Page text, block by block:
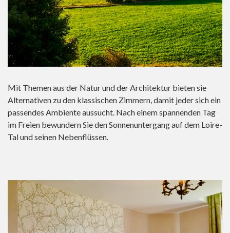
Mit Themen aus der Natur und der Architektur bieten sie
Alternativen zu den klassischen Zimmern, damit jeder sich ein
passendes Ambiente aussucht. Nach einem spannenden Tag
im Freien bewundern Sie den Sonnenuntergang auf dem Loire-
Tal und seinen Nebenflüssen.